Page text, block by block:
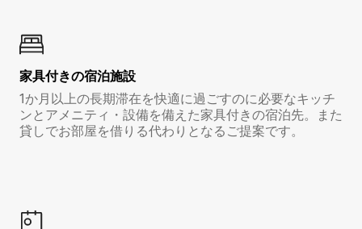
家具付き⁠の宿⁠泊⁠施⁠設
1か月以上の長期滞在を快適に過ごすのに必要なキッチ
ンとアメニティ・設備を備えた家具付きの宿泊先。また
貸しでお部屋を借りる代わりとなるご提案です。